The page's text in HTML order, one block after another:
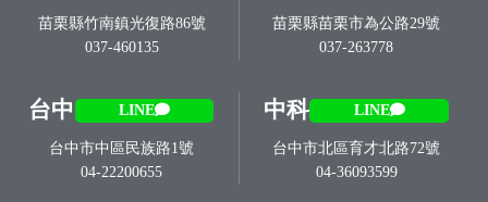
苗栗縣竹南鎮光復路86號
037-460135
苗栗縣苗栗市為公路29號
037-263778
台中 LINE
台中市中區民族路1號
04-22200655
中科 LINE
台中市北區育才北路72號
04-36093599